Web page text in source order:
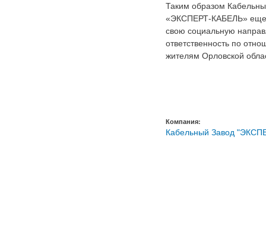
Таким образом
«ЭКСПЕРТ-КАБЕЛЬ» еще
свою социальную
ответственность по
жителям Орловской
Компания:
Кабельный Завод